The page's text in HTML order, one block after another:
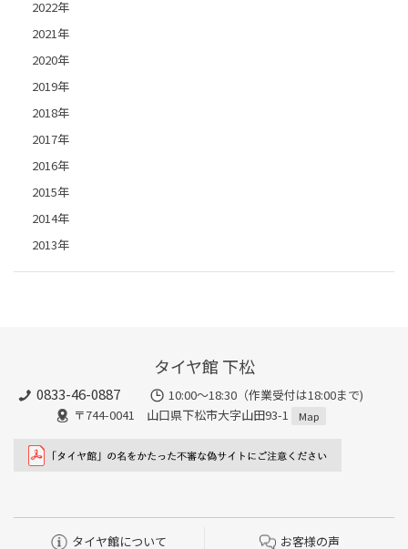
2022年
2021年
2020年
2019年
2018年
2017年
2016年
2015年
2014年
2013年
タイヤ館 下松
0833-46-0887
10:00～18:30（作業受付は18:00まで)
〒744-0041 山口県下松市大字山田93-1
Map
タイヤ館について お客様の声